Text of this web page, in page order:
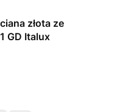
złota ze
GD Italux